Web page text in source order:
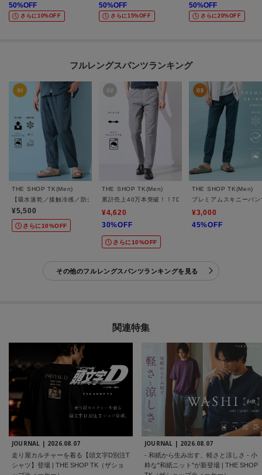
50%OFF
さらに10%OFF
50%OFF
さらに15%OFF
50%OFF
さらに20%OFF
フルレングスパンツランキング
THE SHOP TK(Men)
【吸水速乾／接触冷感／防シワ／ベルト要らず／マシンウォッシャブル】ハイドロクー
¥5,500
さらに10%OFF
THE SHOP TK(Men)
累計売上40万本突破！！7DAYSストレッチへリンボ
¥4,620
30%OFF
さらに10%OFF
THE SHOP TK(Men)
プレミアムスキニーパ
¥3,000
45%OFF
その他のフルレングスパンツランキングを見る
関連特集
JOURNAL | 2026.08.07
走り屋カルチャーを着る【頭文字D別注T
シャツ】登場 | THE SHOP TK（ザショ
JOURNAL | 2026.08.07
- 和紙から生み出す、軽さと涼しさ - 小
粋な"和紙ニット"が新登場 | THE SHOP